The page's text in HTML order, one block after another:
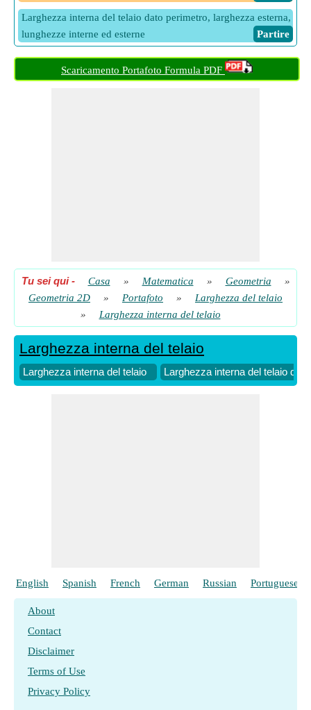
Larghezza interna del telaio dato perimetro, larghezza esterna,
lunghezze interne ed esterne
​ Partire
Scaricamento Portafoto Formula PDF
Tu sei qui- Casa » Matematica » Geometria
»
Geometria 2D
» Portafoto »
Larghezza del telaio
»
Larghezza interna del telaio
Larghezza interna del telaio
Larghezza interna del telaio Larghezza interna del telaio
English Spanish French German Russian Portuguese
About
Contact
Disclaimer
Terms of Use
Privacy Policy